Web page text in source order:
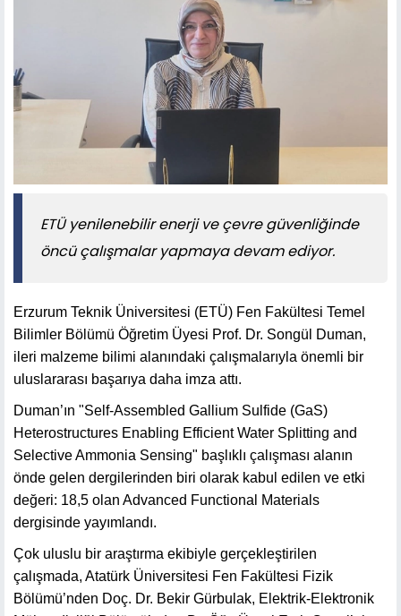
ETÜ yenilenebilir enerji ve çevre güvenliğinde
öncü çalışmalar yapmaya devam ediyor.
Erzurum Teknik Üniversitesi (ETÜ) Fen Fakültesi Temel
Bilimler Bölümü Öğretim Üyesi Prof. Dr. Songül Duman,
ileri malzeme bilimi alanındaki çalışmalarıyla önemli bir
uluslararası başarıya daha imza attı.
Duman’ın "Self-Assembled Gallium Sulfide (GaS)
Heterostructures Enabling Efficient Water Splitting and
Selective Ammonia Sensing" başlıklı çalışması alanın
önde gelen dergilerinden biri olarak kabul edilen ve etki
değeri: 18,5 olan Advanced Functional Materials
dergisinde yayımlandı.
Çok uluslu bir araştırma ekibiyle gerçekleştirilen
çalışmada, Atatürk Üniversitesi Fen Fakültesi Fizik
Bölümü’nden Doç. Dr. Bekir Gürbulak, Elektrik-Elektronik